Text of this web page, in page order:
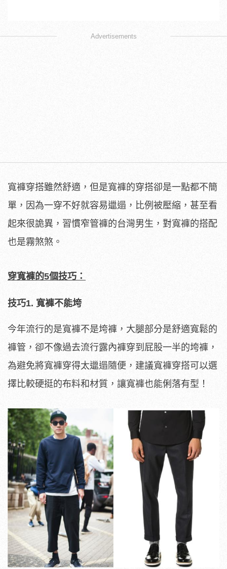
Advertisements
寬褲穿搭雖然舒適，但是寬褲的穿搭卻是一點都不簡
單，因為一穿不好就容易邋遢，比例被壓縮，甚至看
起來很詭異，習慣窄管褲的台灣男生，對寬褲的搭配
也是霧煞煞。
穿寬褲的5個技巧：
技巧1. 寬褲不能垮
今年流行的是寬褲不是垮褲，大腿部分是舒適寬鬆的
褲管，卻不像過去流行露內褲穿到屁股一半的垮褲，
為避免將寬褲穿得太邋遢隨便，建議寬褲穿搭可以選
擇比較硬挺的布料和材質，讓寬褲也能俐落有型！